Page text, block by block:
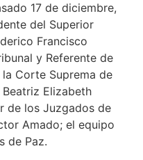
17 de diciembre,
del Superior
Francisco
y Referente de
Corte Suprema de
Elizabeth
de los Juzgados de
Amado; el equipo
de Paz.